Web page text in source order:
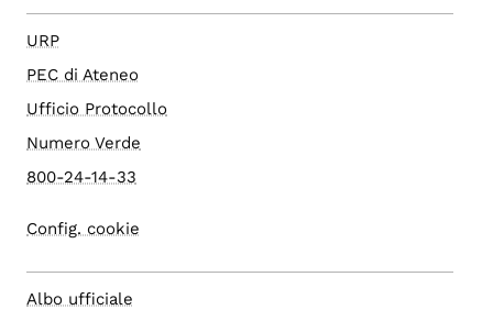
URP
PEC di Ateneo
Ufficio Protocollo
Numero Verde
800-24-14-33
Config. cookie
Albo ufficiale